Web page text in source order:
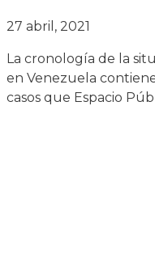
27 abril, 2021
La cronología de la
en Venezuela
casos que Espacio